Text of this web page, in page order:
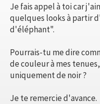
Je fais appel à toi car
quelques looks à partir
d'éléphant".
Pourrais-tu me dire
de couleur à mes
uniquement de noir ?
Je te remercie d'avance.